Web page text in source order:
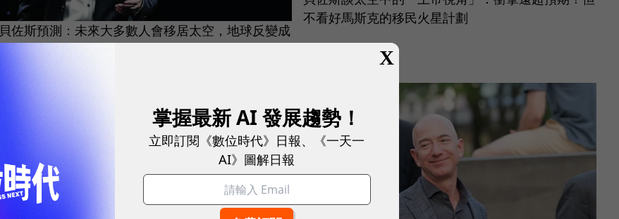
貝佐斯預測：未來大多數人會移居太空，地球反變成
不看好馬斯克的移民火星計劃
4 年前
X
掌握最新 AI 發展趨勢！
立即訂閱《數位時代》日報、《一天一
AI》圖解日報